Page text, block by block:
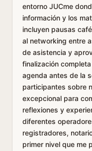
entorno JUCme
información y los
incluyen pausas
al networking entre
de asistencia y
finalización
agenda antes de la
participantes sobre
excepcional para
reflexiones y
diferentes
registradores,
primer nivel que me